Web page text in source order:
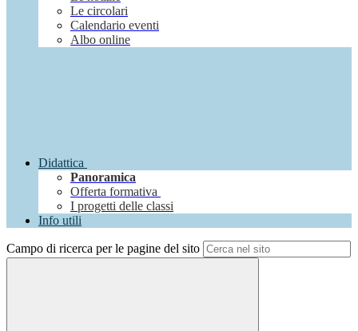
Le circolari
Calendario eventi
Albo online
Didattica
Panoramica
Offerta formativa
I progetti delle classi
Info utili
Campo di ricerca per le pagine del sito